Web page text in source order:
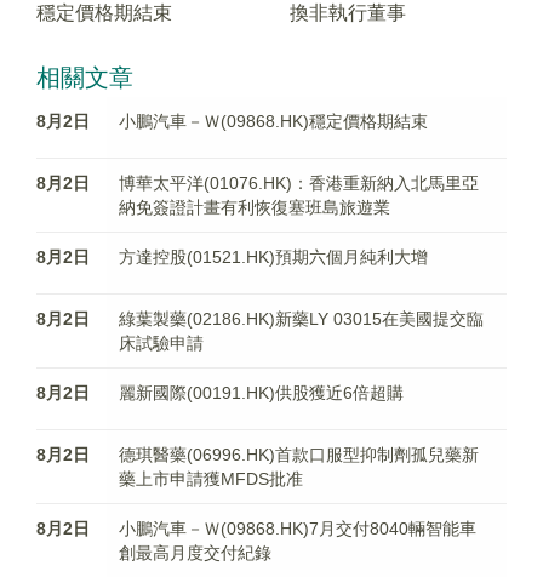
穩定價格期結束
換非執行董事
相關文章
8月2日 小鵬汽車－Ｗ(09868.HK)穩定價格期結束
8月2日
博華太平洋(01076.HK)：香港重新納入北馬里亞
納免簽證計畫有利恢復塞班島旅遊業
8月2日 方達控股(01521.HK)預期六個月純利大增
8月2日
綠葉製藥(02186.HK)新藥LY 03015在美國提交臨
床試驗申請
8月2日 麗新國際(00191.HK)供股獲近6倍超購
8月2日
德琪醫藥(06996.HK)首款口服型抑制劑孤兒藥新
藥上市申請獲MFDS批准
8月2日
小鵬汽車－Ｗ(09868.HK)7月交付8040輛智能車
創最高月度交付紀錄